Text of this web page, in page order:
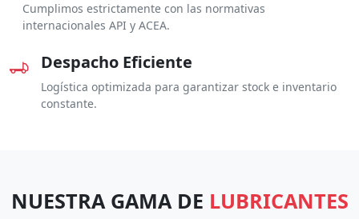
Cumplimos estrictamente con las normativas
internacionales API y ACEA.
Despacho Eficiente
Logística optimizada para garantizar stock e inventario
constante.
NUESTRA GAMA DE LUBRICANTES